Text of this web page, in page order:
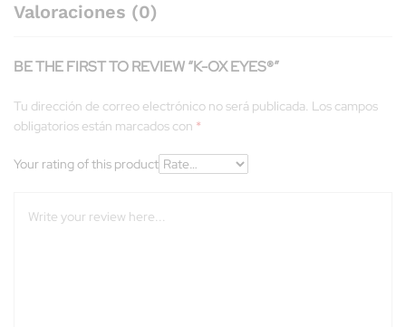
Valoraciones (0)
BE THE FIRST TO REVIEW “K-OX EYES®”
Tu dirección de correo electrónico no será publicada. Los campos
obligatorios están marcados con *
Your rating of this product